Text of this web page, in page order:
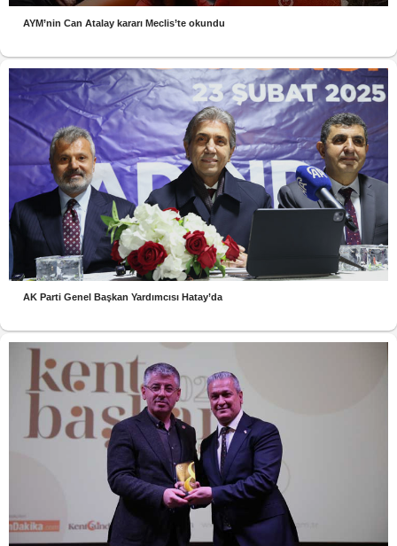
AYM’nin Can Atalay kararı Meclis’te okundu
AK Parti Genel Başkan Yardımcısı Hatay’da